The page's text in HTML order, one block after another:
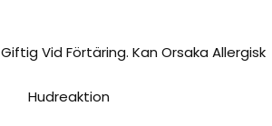
Giftig Vid Förtäring. Kan Orsaka Allergisk
Hudreaktion